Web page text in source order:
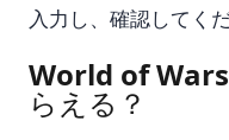
入力し、確認してくだ
World of
らえる？